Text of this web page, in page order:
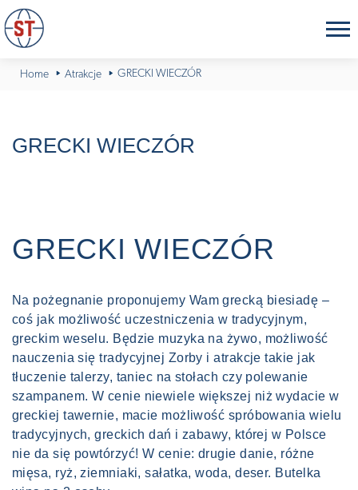
Home Atrakcje GRECKI WIECZÓR
GRECKI WIECZÓR
GRECKI WIECZÓR
Na pożegnanie proponujemy Wam grecką biesiadę –
coś jak możliwość uczestniczenia w tradycyjnym,
greckim weselu. Będzie muzyka na żywo, możliwość
nauczenia się tradycyjnej Zorby i atrakcje takie jak
tłuczenie talerzy, taniec na stołach czy polewanie
szampanem. W cenie niewiele większej niż wydacie w
greckiej tawernie, macie możliwość spróbowania wielu
tradycyjnych, greckich dań i zabawy, której w Polsce
nie da się powtórzyć! W cenie: drugie danie, różne
mięsa, ryż, ziemniaki, sałatka, woda, deser. Butelka